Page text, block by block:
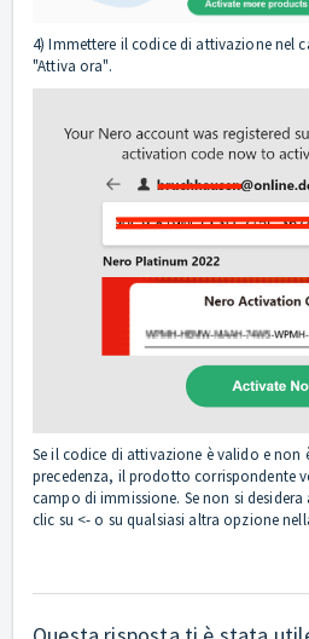
4) Immettere il codice di attivazione nel
"Attiva ora".
Se il codice di attivazione è valido e non
precedenza, il prodotto corrispondente
campo di immissione. Se non si
clic su <- o su qualsiasi altra opzione